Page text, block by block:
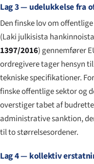
Lag 3 — udelukkelse fra
Den finske lov om
(Laki julkisista
1397/2016) gennemfører
ordregivere tager hensyn
tekniske specifikationer.
finske offentlige sektor og
overstiger tabet af
administrative sanktion,
til to størrelsesordener.
Lag 4 — kollektiv